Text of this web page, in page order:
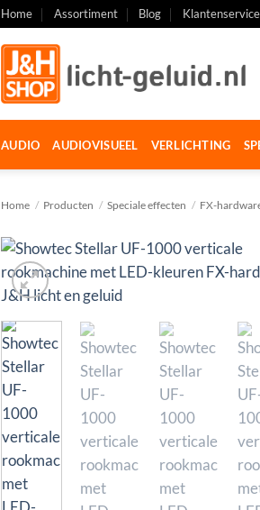
Home Assortiment Blog Klantenservice
AUDIO AUDIOVISUEEL VERLICHTING
Home / Producten / Speciale effecten / FX-